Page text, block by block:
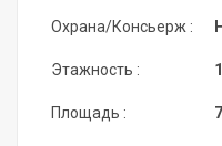
Охрана/Консьерж :
Этажность :
Площадь :